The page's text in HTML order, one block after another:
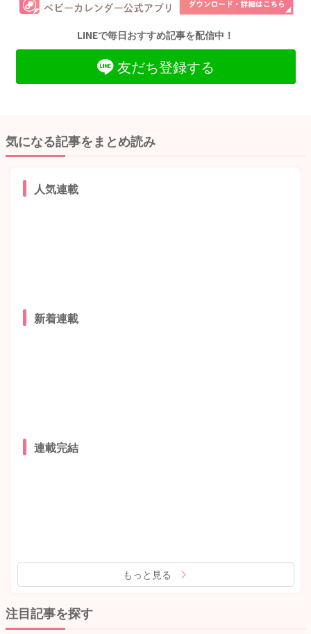
LINEで毎日おすすめ記事を配信中！
友だち登録する
気になる記事をまとめ読み
人気連載
新着連載
連載完結
もっと見る
注目記事を探す